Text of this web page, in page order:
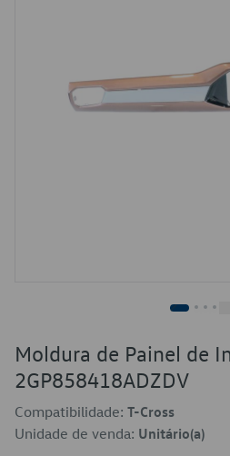
Moldura de Painel de
2GP858418ADZDV
Compatibilidade: T-Cross
Unidade de venda: Unitário(a)